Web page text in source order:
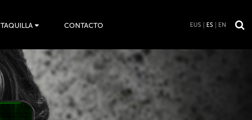
TAQUILLA CONTACTO EUS ES EN